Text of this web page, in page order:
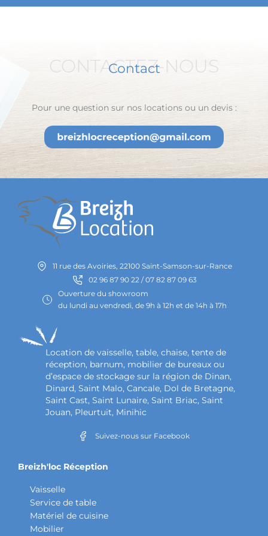
CONTACTEZ-NOUS
Contact
Pour une question sur nos locations ou un devis :
11 rue des Avoiries, 22100 Saint-Samson-sur-Rance
02 96 87 90 22 / 07 82 87 09 63
Ouverture du showroom
du lundi au vendredi, de 9h à 12h et de 14h à 17h
Location de vaisselle, table, chaise, tente de
réception, barnum, mobilier de bureaux ou
d’espace de stockage sur la région de Dinan,
Dinard, Saint Malo, Cancale, Dol de Bretagne,
Saint Cast, Saint Lunaire, Saint Briac, Saint
Jouan, Pleurtuit, Minihic
Suivez-nous sur Facebook
Breizh'loc Réception
Vaisselle
Service de table
Matériel de cuisine
Mobilier